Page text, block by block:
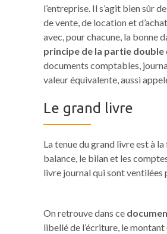
l’entreprise. Il s’agit bien sûr
de vente, de location et
avec, pour chacune, la bonne
principe de la partie double
documents comptables,
valeur équivalente, aussi
Le grand livre
La tenue du grand livre est à la
balance, le bilan et les
livre journal qui sont ventilées
On retrouve dans ce
libellé de l’écriture, le